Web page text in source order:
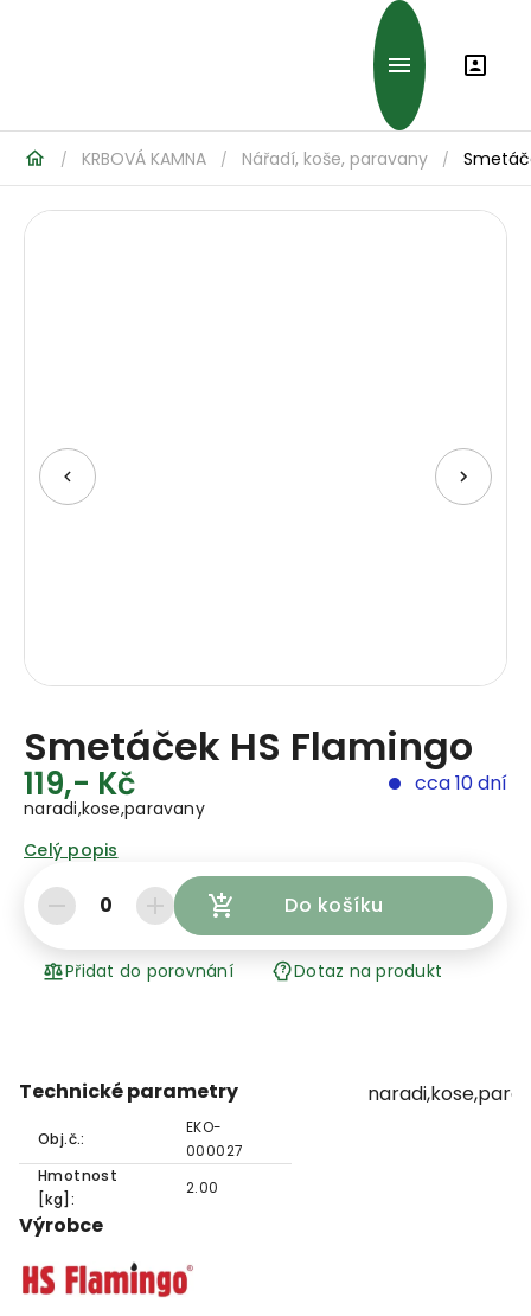
/ KRBOVÁ KAMNA / Nářadí, koše, paravany /
Smetáček HS Flamingo
119,- Kč cca 10 dní
naradi,kose,paravany
Celý popis
0 Do košíku
Přidat do porovnání Dotaz na produkt
Technické parametry
Obj.č.:
EKO-
000027
Hmotnost
[kg]:
2.00
Výrobce